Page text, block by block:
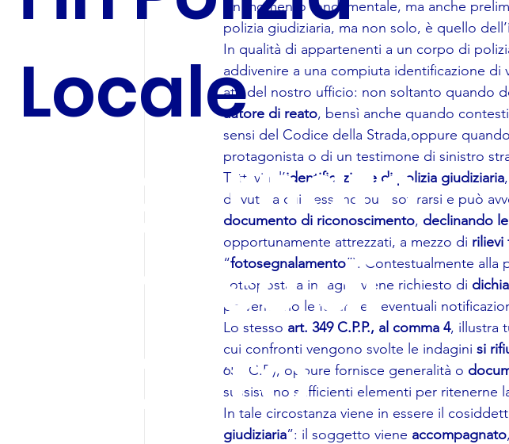
Locale
Aggiornato
al mese di
AGOSTO
Un momento fondamentale, ma anche
polizia giudiziaria, ma non solo, è quello dell’
In qualità di appartenenti a un corpo di
addivenire a una compiuta identificazione
atti del nostro ufficio: non soltanto quando
autore di reato, bensì anche quando
sensi del Codice della Strada,oppure
protagonista o di un testimone di sinistro
Tuttavia, l’identificazione di polizia giudiziaria
dovuto a cui nessuno può sottrarsi e può
documento di riconoscimento, declinando
opportunamente attrezzati, a mezzo di
“fotosegnalamento”). Contestualmente alla
sottoposta a indagini viene richiesto di
perverranno le future ed eventuali
Lo stesso art. 349 C.P.P., al comma 4, illustra
cui confronti vengono svolte le indagini si
651 C.P.), oppure fornisce generalità o
sussistono sufficienti elementi per ritenerne
In tale circostanza viene in essere il
giudiziaria”: il soggetto viene accompagnato